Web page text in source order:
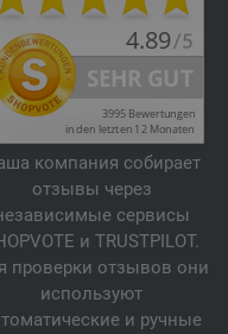
компания собирает
отзывы через
сервисы
и TRUSTPILOT.
проверки отзывов они
используют
и ручные